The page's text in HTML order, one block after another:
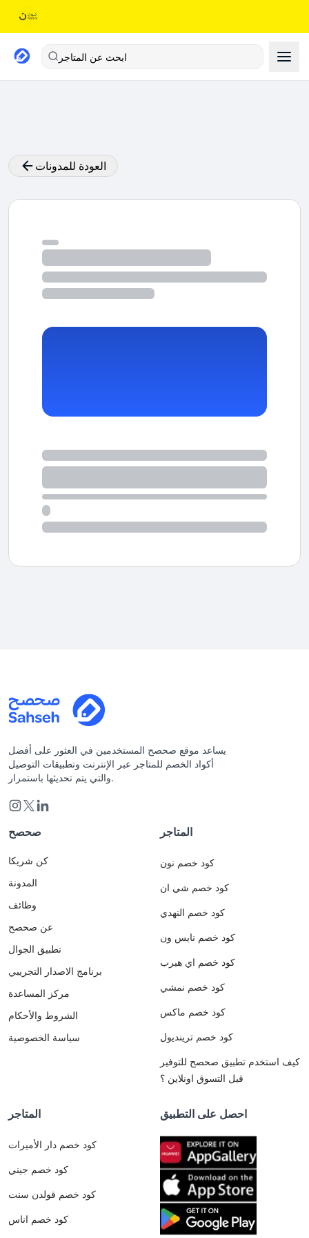
ابحث عن المتاجر
العودة للمدونات
يساعد موقع صحصح المستخدمين في العثور على أفضل
أكواد الخصم للمتاجر عبر الإنترنت وتطبيقات التوصيل
والتي يتم تحديثها باستمرار.
صحصح
كن شريكا
المدونة
وظائف
عن صحصح
تطبيق الجوال
برنامج الاصدار التجريبي
مركز المساعدة
الشروط والأحكام
سياسة الخصوصية
المتاجر
كود خصم نون
كود خصم شي ان
كود خصم النهدي
كود خصم نايس ون
كود خصم اي هيرب
كود خصم نمشي
كود خصم ماكس
كود خصم ترينديول
كيف استخدم تطبيق صحصح للتوفير
قبل التسوق اونلاين ؟
المتاجر
كود خصم دار الأميرات
كود خصم جيني
كود خصم قولدن سنت
كود خصم اناس
احصل على التطبيق